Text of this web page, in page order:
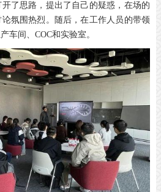
了思路，提出了自己的疑惑，在场的
氛围热烈。随后，在工作人员的带领
车间、COC和实验室。